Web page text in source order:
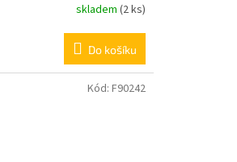
skladem (2 ks)
Do košíku
Kód: F90242